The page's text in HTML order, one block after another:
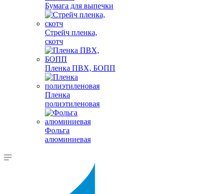
Бумага для выпечки
Стрейч пленка,
скотч
Пленка ПВХ, БОПП
Пленка
полиэтиленовая
Фольга
алюминиевая